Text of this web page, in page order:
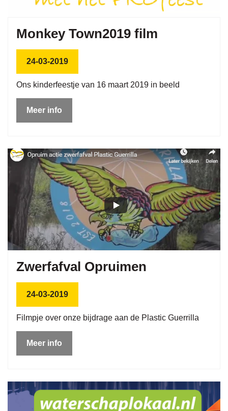
Monkey Town2019 film
24-03-2019
Ons kinderfeestje van 16 maart 2019 in beeld
Meer info
Zwerfafval Opruimen
24-03-2019
Filmpje over onze bijdrage aan de Plastic Guerrilla
Meer info